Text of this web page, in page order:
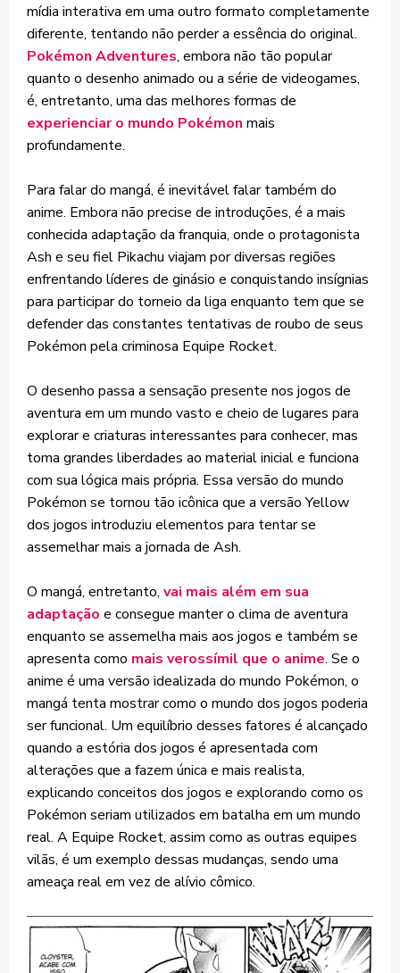
mídia interativa em uma outro formato completamente
diferente, tentando não perder a essência do original.
Pokémon Adventures, embora não tão popular
quanto o desenho animado ou a série de videogames,
é, entretanto, uma das melhores formas de
experienciar o mundo Pokémon mais
profundamente.
Para falar do mangá, é inevitável falar também do
anime. Embora não precise de introduções, é a mais
conhecida adaptação da franquia, onde o protagonista
Ash e seu fiel Pikachu viajam por diversas regiões
enfrentando líderes de ginásio e conquistando insígnias
para participar do torneio da liga enquanto tem que se
defender das constantes tentativas de roubo de seus
Pokémon pela criminosa Equipe Rocket.
O desenho passa a sensação presente nos jogos de
aventura em um mundo vasto e cheio de lugares para
explorar e criaturas interessantes para conhecer, mas
toma grandes liberdades ao material inicial e funciona
com sua lógica mais própria. Essa versão do mundo
Pokémon se tornou tão icônica que a versão Yellow
dos jogos introduziu elementos para tentar se
assemelhar mais a jornada de Ash.
O mangá, entretanto, vai mais além em sua
adaptação e consegue manter o clima de aventura
enquanto se assemelha mais aos jogos e também se
apresenta como mais verossímil que o anime. Se o
anime é uma versão idealizada do mundo Pokémon, o
mangá tenta mostrar como o mundo dos jogos poderia
ser funcional. Um equilíbrio desses fatores é alcançado
quando a estória dos jogos é apresentada com
alterações que a fazem única e mais realista,
explicando conceitos dos jogos e explorando como os
Pokémon seriam utilizados em batalha em um mundo
real. A Equipe Rocket, assim como as outras equipes
vilãs, é um exemplo dessas mudanças, sendo uma
ameaça real em vez de alívio cômico.